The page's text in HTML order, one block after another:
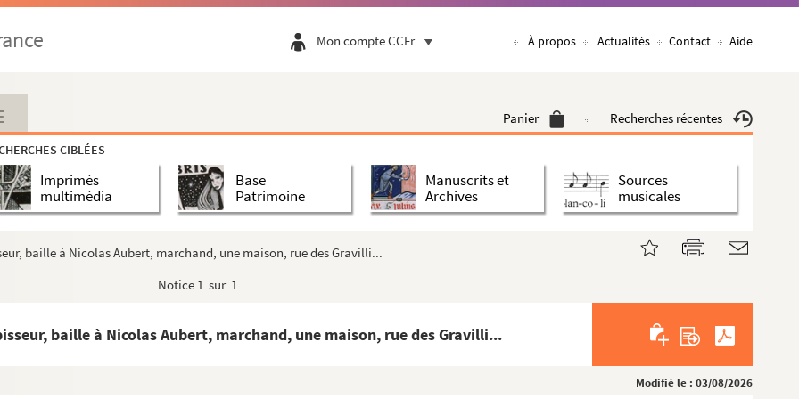
Mon compte CCFr À propos Actualités Contact Aide
Panier Recherches récentes
CIBLÉES
Imprimés
multimédia
Base
Patrimoine
Manuscrits et
Archives
Sources
musicales
baille à Nicolas Aubert, marchand, une maison, rue des Gravilli...
Notice 1 sur 1
baille à Nicolas Aubert, marchand, une maison, rue des Gravilli...
Modifié le : 03/08/2026
thématiques portant sur un ensembl...
à des boutiques, à l'Hôtel de Ville et au Panthéon (MS-NA...
maisons de Paris
maisons et aux rues de Paris
maisons et aux rues de Paris (suite)
maisons des rues de Paris et des communes avoisinantes